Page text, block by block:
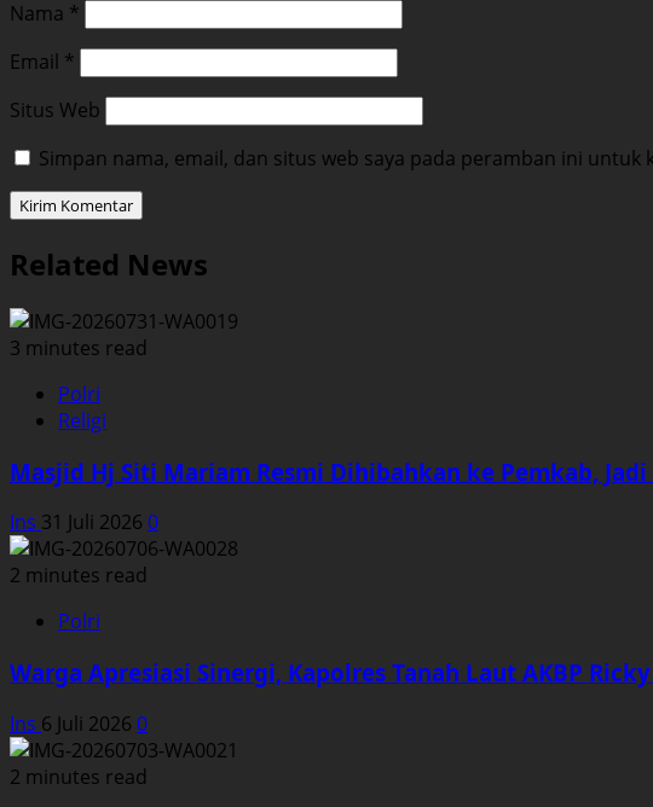
Nama *
Email *
Situs Web
Simpan nama, email, dan situs web saya pada peramban ini untuk
Related News
3 minutes read
Polri
Religi
Masjid Hj Siti Mariam Resmi Dihibahkan ke Pemkab,
Ins 31 Juli 2026 0
2 minutes read
Polri
Warga Apresiasi Sinergi, Kapolres Tanah Laut AKBP
Ins 6 Juli 2026 0
2 minutes read